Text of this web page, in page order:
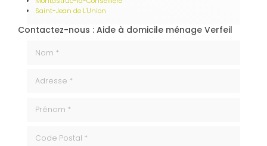
Saint-Jean de L'Union
Contactez-nous : Aide à domicile ménage Verfeil